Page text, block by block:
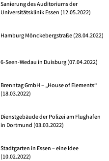
Sanierung des Auditoriums der
Universitätsklinik Essen (12.05.2022)
Hamburg Mönckebergstraße (28.04.2022)
6-Seen-Wedau in Duisburg (07.04.2022)
Brenntag GmbH – „House of Elements“
(18.03.2022)
Dienstgebäude der Polizei am Flughafen
in Dortmund (03.03.2022)
Stadtgarten in Essen – eine Idee
(10.02.2022)